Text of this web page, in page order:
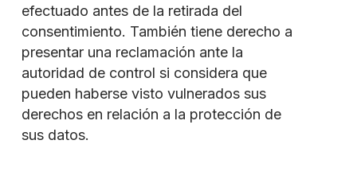
efectuado antes de la retirada del
consentimiento. También tiene derecho a
presentar una reclamación ante la
autoridad de control si considera que
pueden haberse visto vulnerados sus
derechos en relación a la protección de
sus datos.